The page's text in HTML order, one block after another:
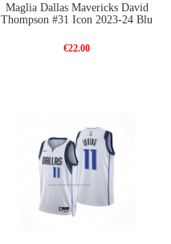
Maglia Dallas Mavericks David
Thompson #31 Icon 2023-24 Blu
€22.00